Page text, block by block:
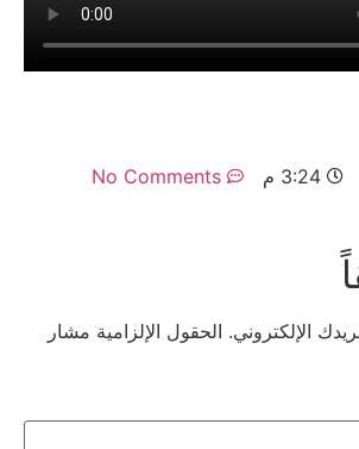
3:24 م
No Comments
الإلكتروني. الحقول الإلزامية مشار